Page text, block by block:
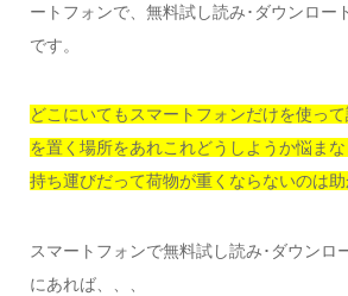
ートフォンで、無料試し読み･ダウンロー
です。
どこにいてもスマートフォンだけを使っ
を置く場所をあれこれどうしようか悩まな
持ち運びだって荷物が重くならないのは助
スマートフォンで無料試し読み･ダウンロ
にあれば、、、